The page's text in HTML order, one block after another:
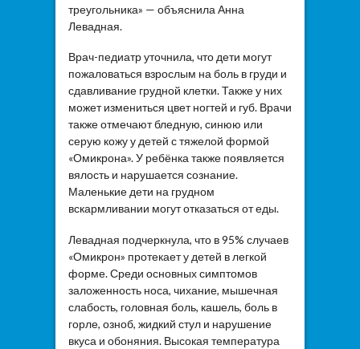
треугольника» — объяснила Анна
Левадная.
Врач-педиатр уточнила, что дети могут
пожаловаться взрослым на боль в груди и
сдавливание грудной клетки. Также у них
может измениться цвет ногтей и губ. Врачи
также отмечают бледную, синюю или
серую кожу у детей с тяжелой формой
«Омикрона». У ребёнка также появляется
вялость и нарушается сознание.
Маленькие дети на грудном
вскармливании могут отказаться от еды.
Левадная подчеркнула, что в 95% случаев
«Омикрон» протекает у детей в легкой
форме. Среди основных симптомов
заложенность носа, чихание, мышечная
слабость, головная боль, кашель, боль в
горле, озноб, жидкий стул и нарушение
вкуса и обоняния. Высокая температура